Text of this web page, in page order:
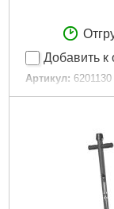
Добавить к
Артикул: 6201130
Код товара: